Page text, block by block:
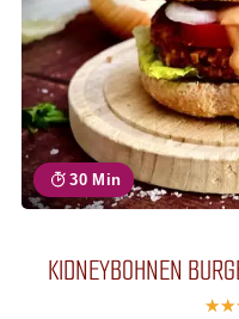
30 Min
KIDNEYBOHNEN